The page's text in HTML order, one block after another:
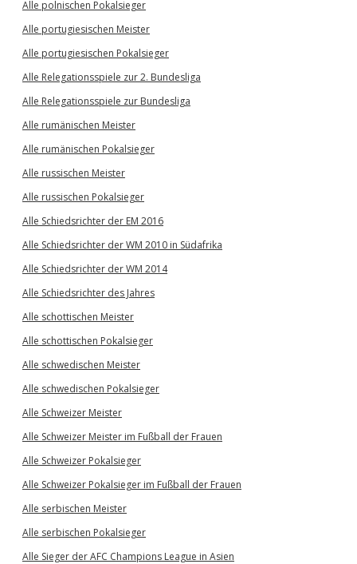
Alle polnischen Pokalsieger
Alle portugiesischen Meister
Alle portugiesischen Pokalsieger
Alle Relegationsspiele zur 2. Bundesliga
Alle Relegationsspiele zur Bundesliga
Alle rumänischen Meister
Alle rumänischen Pokalsieger
Alle russischen Meister
Alle russischen Pokalsieger
Alle Schiedsrichter der EM 2016
Alle Schiedsrichter der WM 2010 in Südafrika
Alle Schiedsrichter der WM 2014
Alle Schiedsrichter des Jahres
Alle schottischen Meister
Alle schottischen Pokalsieger
Alle schwedischen Meister
Alle schwedischen Pokalsieger
Alle Schweizer Meister
Alle Schweizer Meister im Fußball der Frauen
Alle Schweizer Pokalsieger
Alle Schweizer Pokalsieger im Fußball der Frauen
Alle serbischen Meister
Alle serbischen Pokalsieger
Alle Sieger der AFC Champions League in Asien